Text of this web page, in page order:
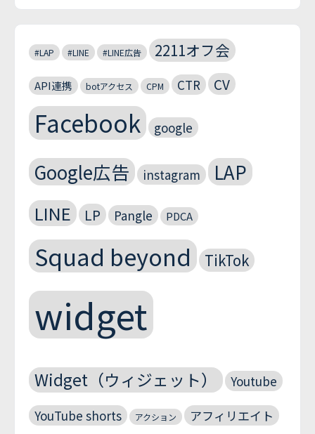
#LAP #LINE #LINE広告 2211オフ会
API連携 botアクセス CPM CTR CV
Facebook google
Google広告 instagram LAP
LINE LP Pangle PDCA
Squad beyond TikTok
widget
Widget（ウィジェット）
Youtube
YouTube shorts
アクション アフィリエイト